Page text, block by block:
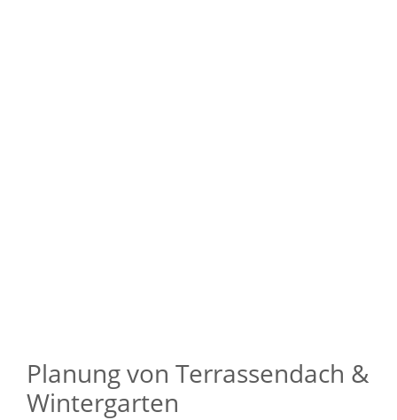
Planung von Terrassendach &
Wintergarten